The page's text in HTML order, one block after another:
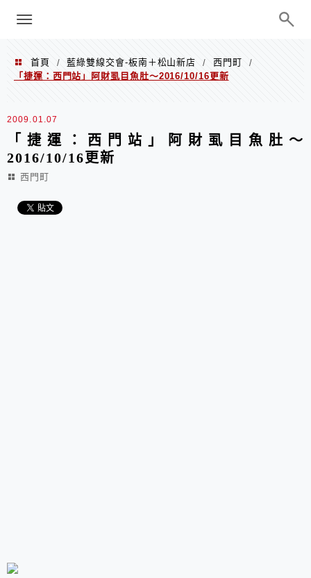
巧、世界走透透
menu
首頁 / 藍綠雙線交會-板南＋松山新店 / 西門町
/
「捷運：西門站」阿財虱目魚肚～2016/10/16更新
2009.01.07
「捷運：西門站」阿財虱目魚肚～
2016/10/16更新
西門町